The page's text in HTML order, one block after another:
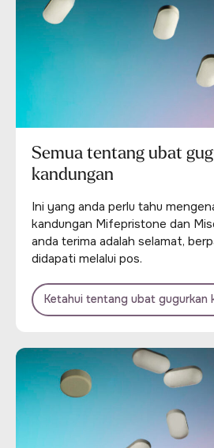
Semua tentang ubat
kandungan
Ini yang anda perlu tahu
kandungan Mifepristone dan
anda terima adalah selamat,
didapati melalui pos.
Ketahui tentang ubat gugurkan